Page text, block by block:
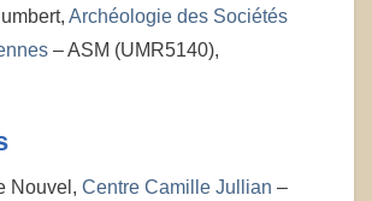
Archéologie des Sociétés
– ASM (UMR5140),
Nouvel, Centre Camille Jullian –